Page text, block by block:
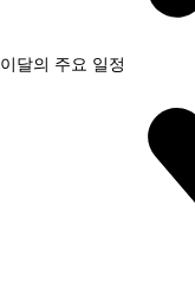
이달의 주요 일정